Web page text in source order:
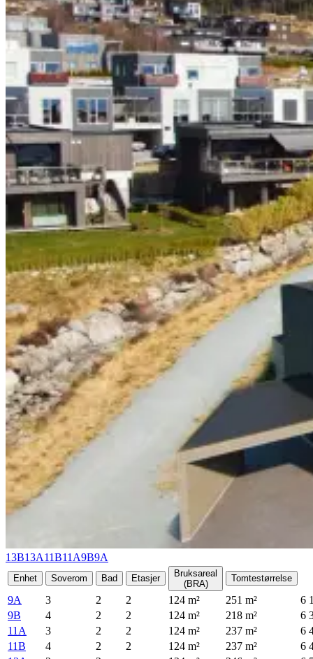
13B13A11B11A9B9A
Enhet Soverom Bad Etasjer
Bruksareal
(BRA)
Tomtestørrelse
9A 3 2 2 124 m² 251 m²
6
9B
4 2 2 124 m² 218 m²
6
11A
3 2 2 124 m² 237 m²
6
11B
4 2 2 124 m² 237 m²
6